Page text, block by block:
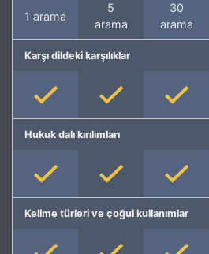
1 arama
5
arama
30
arama
Karşı dildeki karşılıklar
Hukuk dalı kırılımları
Kelime türleri ve çoğul kullanımlar